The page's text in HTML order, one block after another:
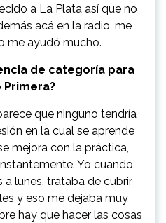
a La Plata así que no
acá en la radio, me
me ayudó mucho.
de categoría para
Primera?
que ninguno tendría
en la cual se aprende
mejora con la práctica,
Yo cuando
lunes, trataba de cubrir
y eso me dejaba muy
hay que hacer las cosas